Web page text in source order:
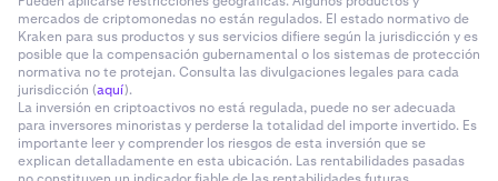
mercados de criptomonedas no están regulados. El estado normativo de
Kraken para sus productos y sus servicios difiere según la jurisdicción y es
posible que la compensación gubernamental o los sistemas de protección
normativa no te protejan. Consulta las divulgaciones legales para cada
jurisdicción (aquí).
La inversión en criptoactivos no está regulada, puede no ser adecuada
para inversores minoristas y perderse la totalidad del importe invertido. Es
importante leer y comprender los riesgos de esta inversión que se
explican detalladamente en esta ubicación. Las rentabilidades pasadas